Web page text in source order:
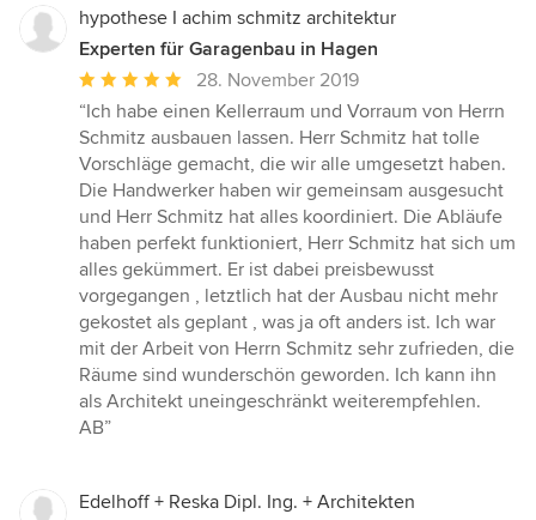
hypothese I achim schmitz architektur
Experten für Garagenbau in Hagen
Durchschnittliche
Bewertung:
5
von
5
Sternen
28. November 2019
“Ich habe einen Kellerraum und Vorraum von Herrn
Schmitz ausbauen lassen. Herr Schmitz hat tolle
Vorschläge gemacht, die wir alle umgesetzt haben.
Die Handwerker haben wir gemeinsam ausgesucht
und Herr Schmitz hat alles koordiniert. Die Abläufe
haben perfekt funktioniert, Herr Schmitz hat sich um
alles gekümmert. Er ist dabei preisbewusst
vorgegangen , letztlich hat der Ausbau nicht mehr
gekostet als geplant , was ja oft anders ist. Ich war
mit der Arbeit von Herrn Schmitz sehr zufrieden, die
Räume sind wunderschön geworden. Ich kann ihn
als Architekt uneingeschränkt weiterempfehlen.
AB”
Edelhoff + Reska Dipl. Ing. + Architekten